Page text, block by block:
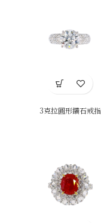
3克拉圓形鑽石戒指